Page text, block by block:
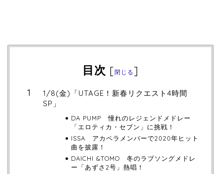
目次 [閉じる ]
1/8(金)「UTAGE！新春リクエスト4時間
SP」
DA PUMP 憧れのレジェンドメドレー
「エロティカ・セブン」に挑戦！
ISSA アカペラメンバーで2020年ヒット
曲を披露！
DAICHI &TOMO 冬のラブソングメドレ
ー「あずさ2号」熱唱！